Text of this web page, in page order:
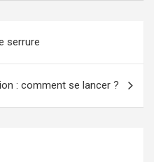
serrure
: comment se lancer ?